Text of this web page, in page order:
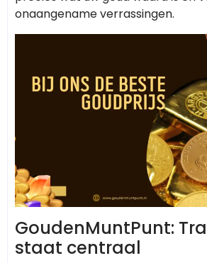
onaangename verrassingen.
GoudenMuntPunt:
staat centraal